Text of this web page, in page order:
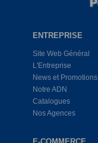
ENTREPRISE
Site Web Général
L'Entreprise
News et Promotions
Notre ADN
Catalogues
Nos Agences